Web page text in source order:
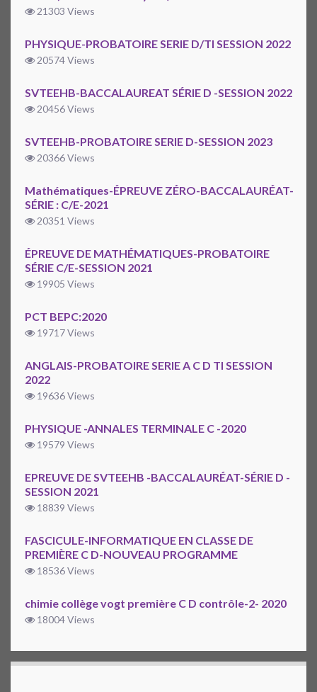
21303 Views
PHYSIQUE-PROBATOIRE SERIE D/TI SESSION 2022
20574 Views
SVTEEHB-BACCALAUREAT SÉRIE D -SESSION 2022
20456 Views
SVTEEHB-PROBATOIRE SERIE D-SESSION 2023
20366 Views
Mathématiques-ÉPREUVE ZÉRO-BACCALAURÉAT-
SÉRIE : C/E-2021
20351 Views
ÉPREUVE DE MATHÉMATIQUES-PROBATOIRE
SÉRIE C/E-SESSION 2021
19905 Views
PCT BEPC:2020
19717 Views
ANGLAIS-PROBATOIRE SERIE A C D TI SESSION
2022
19636 Views
PHYSIQUE -ANNALES TERMINALE C -2020
19579 Views
EPREUVE DE SVTEEHB -BACCALAURÉAT-SÉRIE D -
SESSION 2021
18839 Views
FASCICULE-INFORMATIQUE EN CLASSE DE
PREMIÈRE C D-NOUVEAU PROGRAMME
18536 Views
chimie collège vogt première C D contrôle-2- 2020
18004 Views